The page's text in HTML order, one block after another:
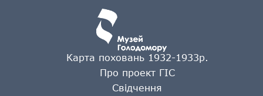
Карта поховань 1932-1933р.
Про проект ГІС
Свідчення